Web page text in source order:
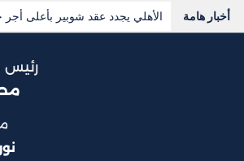
أخبار هامة
العاملون بمنافذ “المصريين
رئيس